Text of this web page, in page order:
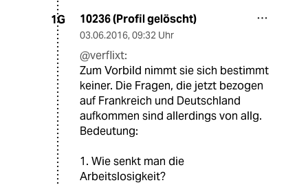
1G 10236 (Profil gelöscht)
03.06.2016, 09:32 Uhr
@verflixt:
Zum Vorbild nimmt sie sich bestimmt
keiner. Die Fragen, die jetzt bezogen
auf Frankreich und Deutschland
aufkommen sind allerdings von allg.
Bedeutung:
1. Wie senkt man die
Arbeitslosigkeit?